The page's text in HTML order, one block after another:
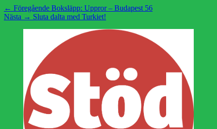
Inläggsnavigering
← Föregående Föregående
inlägg:
Boksläpp: Uppror – Budapest 56
Nästa → Nästa
Sluta dalta med Turkiet!